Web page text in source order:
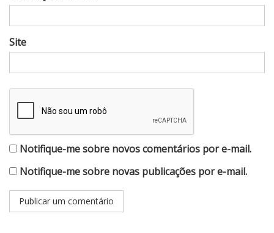
Site
Notifique-me sobre novos comentários por e-mail.
Notifique-me sobre novas publicações por e-mail.